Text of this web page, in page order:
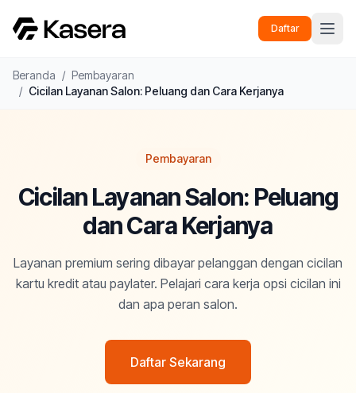
Daftar
Beranda / Pembayaran
/ Cicilan Layanan Salon: Peluang dan Cara Kerjanya
Pembayaran
Cicilan Layanan Salon: Peluang
dan Cara Kerjanya
Layanan premium sering dibayar pelanggan dengan cicilan
kartu kredit atau paylater. Pelajari cara kerja opsi cicilan ini
dan apa peran salon.
Daftar Sekarang